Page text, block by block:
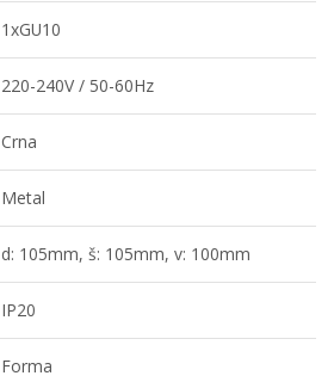
1xGU10
220-240V / 50-60Hz
Crna
Metal
d: 105mm, š: 105mm, v: 100mm
IP20
Forma